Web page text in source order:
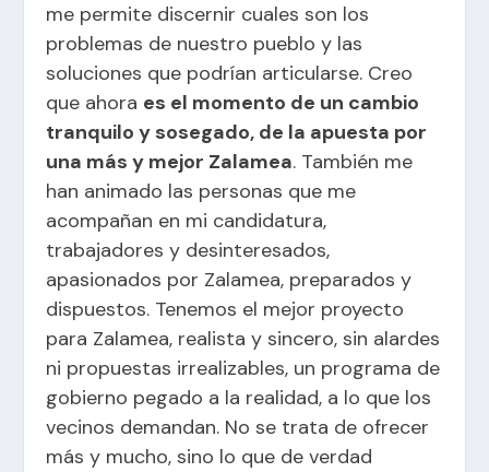
me permite discernir cuales son los
problemas de nuestro pueblo y las
soluciones que podrían articularse. Creo
que ahora es el momento de un cambio
tranquilo y sosegado, de la apuesta por
una más y mejor Zalamea. También me
han animado las personas que me
acompañan en mi candidatura,
trabajadores y desinteresados,
apasionados por Zalamea, preparados y
dispuestos. Tenemos el mejor proyecto
para Zalamea, realista y sincero, sin alardes
ni propuestas irrealizables, un programa de
gobierno pegado a la realidad, a lo que los
vecinos demandan. No se trata de ofrecer
más y mucho, sino lo que de verdad